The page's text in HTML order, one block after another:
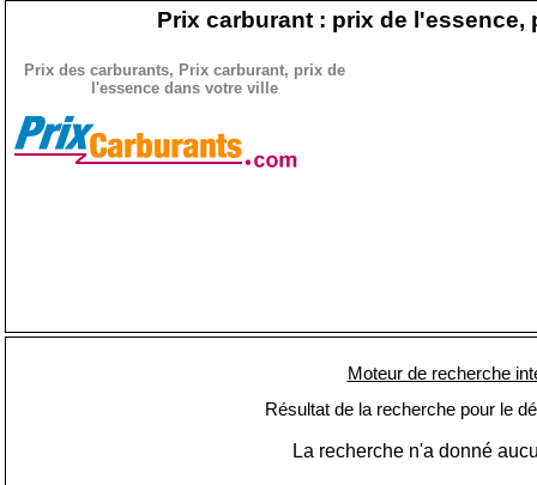
Prix carburant : prix de
Prix des carburants, Prix carburant, prix de
l'essence dans votre ville
Moteur de recherche
Résultat de la recherche pour le
La recherche n'a donné